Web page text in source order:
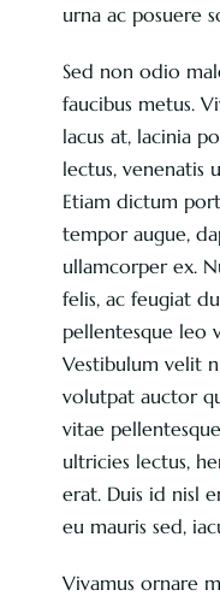
urna ac posuere
Sed non odio
faucibus metus.
lacus at, lacinia
lectus, venenatis
Etiam dictum
tempor augue,
ullamcorper ex.
felis, ac feugiat
pellentesque leo
Vestibulum velit
volutpat auctor
vitae
ultricies lectus,
erat. Duis id nisl
eu mauris sed,
Vivamus ornare